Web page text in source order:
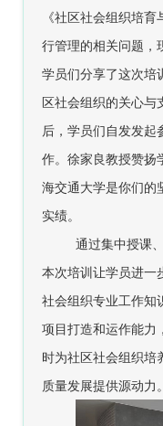
《社区社会组织培
行管理的相关问题，
学员们分享了这次培
区社会组织的关心与
后，学员们自发发起
作。徐家良教授赞扬
海交通大学是你们的
实绩。
通过集中授课
本次培训让学员进一
社会组织专业工作知
项目打造和运作能力
时为社区社会组织培
质量发展提供源动力。